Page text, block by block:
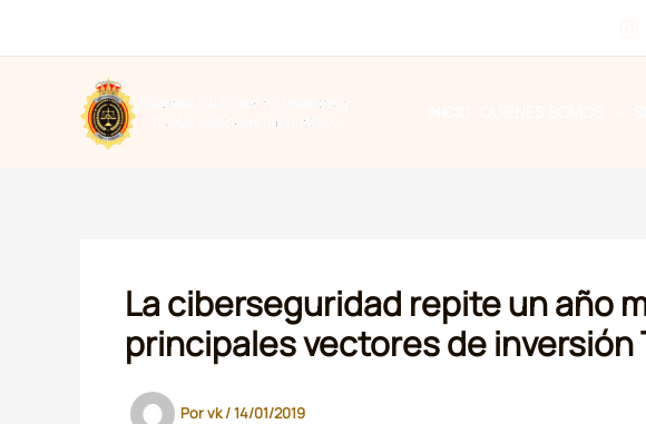
La ciberseguridad repite un año
principales vectores de inversión
Porvk/14/01/2019